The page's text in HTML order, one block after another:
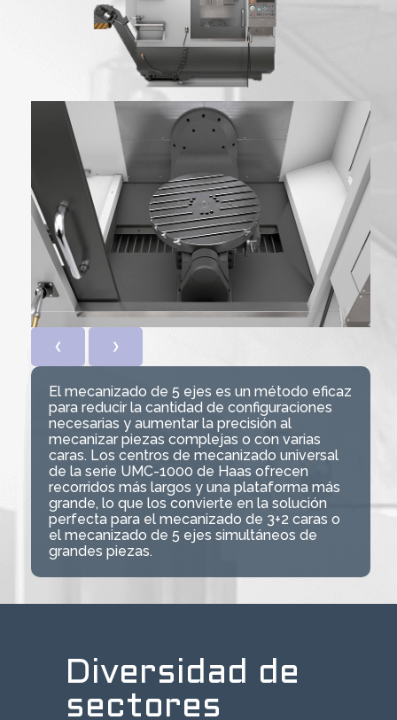
❮ ❯
El mecanizado de 5 ejes es un método eficaz
para reducir la cantidad de configuraciones
necesarias y aumentar la precisión al
mecanizar piezas complejas o con varias
caras. Los centros de mecanizado universal
de la serie UMC-1000 de Haas ofrecen
recorridos más largos y una plataforma más
grande, lo que los convierte en la solución
perfecta para el mecanizado de 3+2 caras o
el mecanizado de 5 ejes simultáneos de
grandes piezas.
Diversidad de
sectores